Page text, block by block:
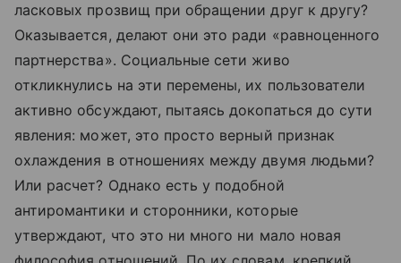
ласковых прозвищ при обращении друг к другу?
Оказывается, делают они это ради «равноценного
партнерства». Социальные сети живо
откликнулись на эти перемены, их пользователи
активно обсуждают, пытаясь докопаться до сути
явления: может, это просто верный признак
охлаждения в отношениях между двумя людьми?
Или расчет? Однако есть у подобной
антиромантики и сторонники, которые
утверждают, что это ни много ни мало новая